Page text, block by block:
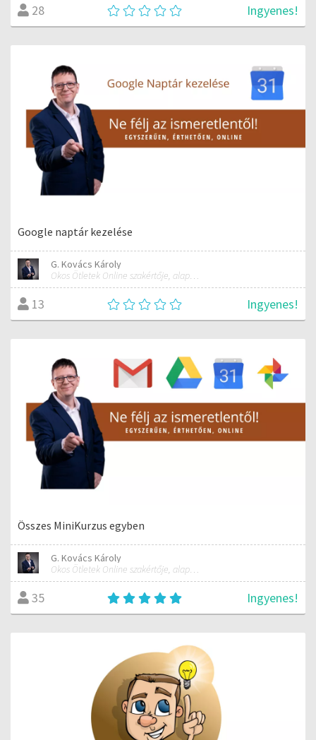
28 Ingyenes!
Google naptár kezelése
G. Kovács Károly
Okos Ötletek Online szakértője, alapítója
13 Ingyenes!
Összes MiniKurzus egyben
G. Kovács Károly
Okos Ötletek Online szakértője, alapítója
35 Ingyenes!